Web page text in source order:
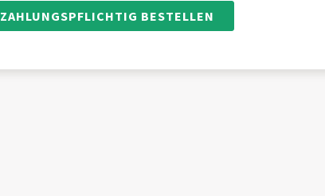
ZAHLUNGSPFLICHTIG BESTELLEN